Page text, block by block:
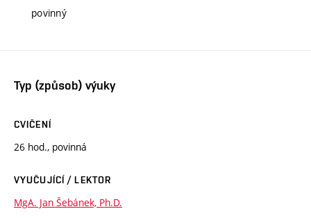
povinný
Typ (způsob) výuky
CVIČENÍ
26 hod., povinná
VYUČUJÍCÍ / LEKTOR
MgA. Jan Šebánek, Ph.D.